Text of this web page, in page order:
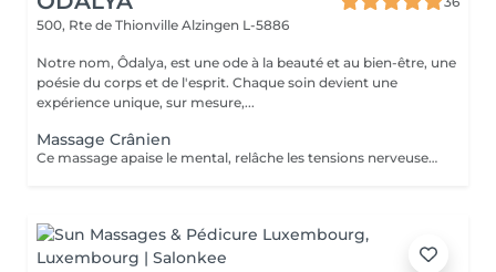
500, Rte de Thionville Alzingen L-5886
Notre nom, Ôdalya, est une ode à la beauté et au bien-être, une
poésie du corps et de l'esprit. Chaque soin devient une
expérience unique, sur mesure,...
Massage Crânien
Ce massage apaise le mental, relâche les tensions nerveuses et procure relaxation profonde et lâcher-prise.